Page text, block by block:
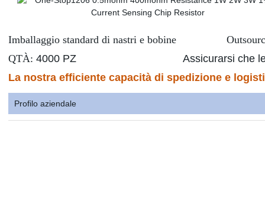
Imballaggio standard di nastri e bobine
QTÀ: 4000 PZ Assicurarsi che
La nostra efficiente capacità di spedizione e
Profilo aziendale